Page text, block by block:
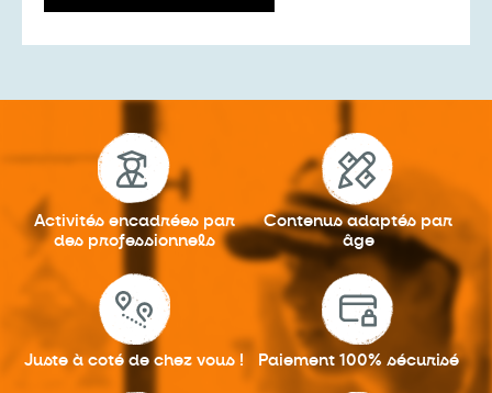
Activités encadrées par
des professionnels
Contenus adaptés par
âge
Juste à coté de chez vous ! Paiement 100% sécurisé